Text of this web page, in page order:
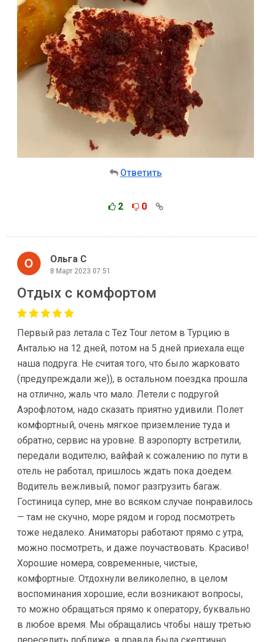
Ответить
2 0
Ольга С
8 Март 2023 07:51
Отдых с комфортом
Первый раз летала с Tez Tour летом в Турцию в
Анталью на 12 дней, потом на 5 дней приехала еще
наша подруга. Не считая того, что было жарковато
(предупреждали же)), в остальном поездка прошла
на отлично, жаль что мало. Летели с подругой
Аэрофлотом, надо сказать приятно удивили. Полет
комфортный, очень мягкое приземление туда и
обратно, сервис на уровне. В аэропорту встретили,
передали водителю, вайфай к сожалению по пути в
отель не работал, пришлось ждать пока доедем.
Водитель вежливый, помог разгрузить багаж.
Гостиница супер, мне во всяком случае понравилось
— там не скучно, море рядом и город посмотреть
тоже недалеко. Аниматоры работают прямо с утра,
можно посмотреть, и даже поучаствовать. Красиво!
Хорошие номера, современные, чистые,
комфортные. Отдохнули великолепно, в целом
воспоминания хорошие, если возникают вопросы,
то можно обращаться прямо к оператору, буквально
в любое время. Мы обращались чтобы нашу третью
переселить поближе, я правда была скептично